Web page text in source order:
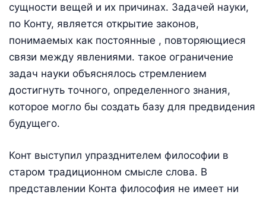
сущности вещей и их причинах. Задачей науки,
по Конту, является открытие законов,
понимаемых как постоянные , повторяющиеся
связи между явлениями. такое ограничение
задач науки объяснялось стремлением
достигнуть точного, определенного знания,
которое могло бы создать базу для предвидения
будущего.
Конт выступил упразднителем философии в
старом традиционном смысле слова. В
представлении Конта философия не имеет ни